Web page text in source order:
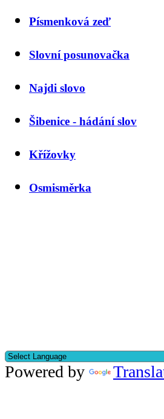
Písmenková zeď
Slovní posunovačka
Najdi slovo
Šibenice - hádání slov
Křížovky
Osmisměrka
Powered by